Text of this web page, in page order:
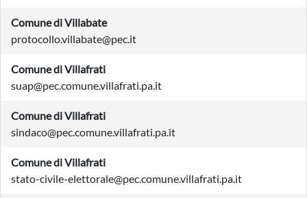
Comune di Villabate
protocollo.villabate@pec.it
Comune di Villafrati
suap@pec.comune.villafrati.pa.it
Comune di Villafrati
sindaco@pec.comune.villafrati.pa.it
Comune di Villafrati
stato-civile-elettorale@pec.comune.villafrati.pa.it